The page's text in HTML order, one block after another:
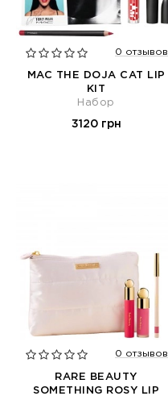
0 отзывов
MAC THE DOJA CAT LIP
KIT
Набор
3120 грн
0 отзывов
RARE BEAUTY
SOMETHING ROSY LIP